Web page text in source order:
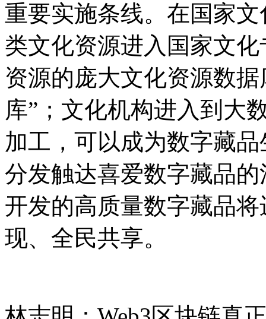
重要实施条线。在国家
类文化资源进入国家文
资源的庞大文化资源数
库”；文化机构进入到大
加工，可以成为数字藏
分发触达喜爱数字藏品
开发的高质量数字藏品
现、全民共享。